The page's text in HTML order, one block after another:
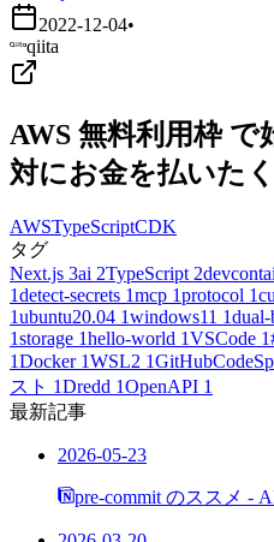
2022-12-04•
qiita
AWS 無料利用枠
対にお金を払いた
AWSTypeScriptCDK
タグ
Next.js 3ai 2TypeScript 2
1detect-secrets 1mcp 1protocol 1
1ubuntu20.04 1windows11 1
1storage 1hello-world 1VSCode 1
1Docker 1WSL2 1
スト 1Dredd 1OpenAPI 1
最新記事
2026-05-23
pre-commit のススメ -